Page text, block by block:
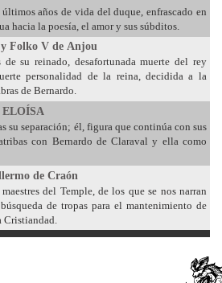
años de vida del duque, enfrascado en
hacia la poesía, el amor y sus súbditos.
y Folko V de Anjou
su reinado, desafortunada muerte del rey
personalidad de la reina, decidida a la
de Bernardo.
su separación; él, figura que continúa con sus
con Bernardo de Claraval y ella como
de Craón
del Temple, de los que se nos narran
de tropas para el mantenimiento de